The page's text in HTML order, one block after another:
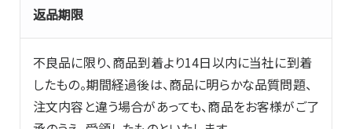
返品期限
不良品に限り、商品到着より14日以内に当社に到着
したもの。期間経過後は、商品に明らかな品質問題、
注文内容と違う場合があっても、商品をお客様がご了